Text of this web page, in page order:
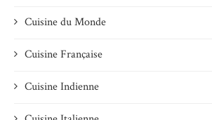
Cuisine du Monde
Cuisine Française
Cuisine Indienne